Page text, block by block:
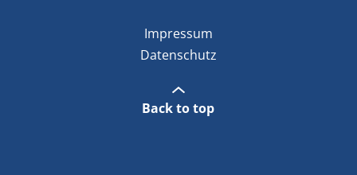
Impressum
Datenschutz
Back to top